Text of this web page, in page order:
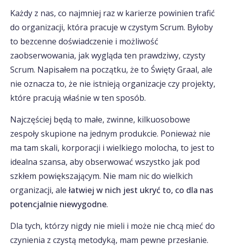
Każdy z nas, co najmniej raz w karierze powinien trafić
do organizacji, która pracuje w czystym Scrum. Byłoby
to bezcenne doświadczenie i możliwość
zaobserwowania, jak wygląda ten prawdziwy, czysty
Scrum. Napisałem na początku, że to Święty Graal, ale
nie oznacza to, że nie istnieją organizacje czy projekty,
które pracują właśnie w ten sposób.
Najczęściej będą to małe, zwinne, kilkuosobowe
zespoły skupione na jednym produkcie. Ponieważ nie
ma tam skali, korporacji i wielkiego molocha, to jest to
idealna szansa, aby obserwować wszystko jak pod
szkłem powiększającym. Nie mam nic do wielkich
organizacji, ale łatwiej w nich jest ukryć to, co dla nas
potencjalnie niewygodne.
Dla tych, którzy nigdy nie mieli i może nie chcą mieć do
czynienia z czystą metodyką, mam pewne przesłanie.